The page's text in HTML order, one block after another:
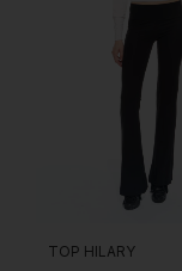
TOP HILARY